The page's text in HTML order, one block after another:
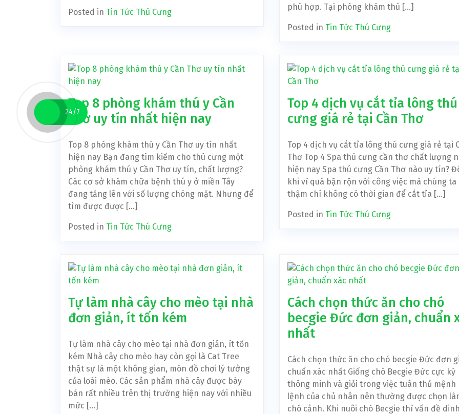
Posted in Tin Tức Thú Cưng
phù hợp. Tại phòng khám thú […]
Posted in Tin Tức Thú Cưng
Top 8 phòng khám thú y Cần
Thơ uy tín nhất hiện nay
Top 8 phòng khám thú y Cần Thơ uy tín nhất
hiện nay Bạn đang tìm kiếm cho thú cưng một
phòng khám thú y Cần Thơ uy tín, chất lượng?
Các cơ sở khám chữa bệnh thú y ở miền Tây
đang tăng lên với số lượng chóng mặt. Nhưng để
tìm được được […]
Posted in Tin Tức Thú Cưng
Top 4 dịch vụ cắt tỉa lông thú
cưng giá rẻ tại Cần Thơ
Top 4 dịch vụ cắt tỉa lông thú cưng giá rẻ tại
Thơ Top 4 Spa thú cưng cần thơ chất lượng
hiện nay Spa thú cưng Cần Thơ nào uy tín?
khi vì quá bận rộn với công việc mà chúng ta
thậm chí không có thời gian để cắt tỉa […]
Posted in Tin Tức Thú Cưng
Tự làm nhà cây cho mèo tại nhà
đơn giản, ít tốn kém
Tự làm nhà cây cho mèo tại nhà đơn giản, ít tốn
kém Nhà cây cho mèo hay còn gọi là Cat Tree
thật sự là một không gian, món đồ chơi lý tưởng
của loài mèo. Các sản phẩm nhà cây được bày
bán rất nhiều trên thị trường hiện nay với nhiều
mức […]
Cách chọn thức ăn cho chó
becgie Đức đơn giản, chuẩn
nhất
Cách chọn thức ăn cho chó becgie Đức đơn
chuẩn xác nhất Giống chó Becgie Đức cực kỳ
thông minh và giỏi trong việc tuân thủ mệnh
lệnh của chủ nhân nên thường được chọn
chó cảnh. Khi nuôi chó Becgie thì vấn đề dinh
24/7